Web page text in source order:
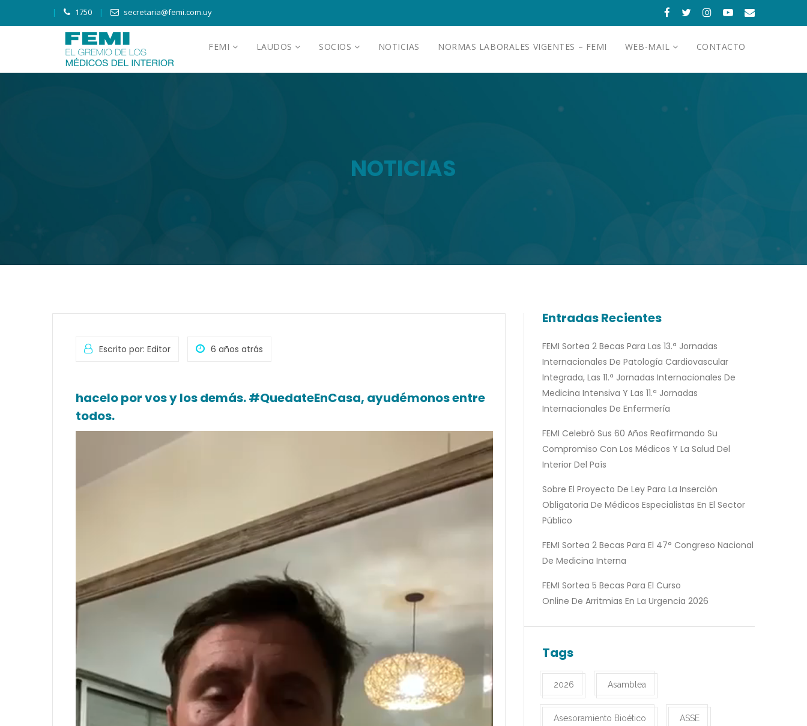
1750 secretaria@femi.com.uy
FEMI LAUDOS SOCIOS NOTICIAS NORMAS LABORALES VIGENTES – FEMI WEB-MAIL CONTACTO
NOTICIAS
Escrito por: Editor 6 años atrás
hacelo por vos y los demás. #QuedateEnCasa, ayudémonos entre
todos.
Entradas Recientes
FEMI Sortea 2 Becas Para Las 13.ª Jornadas
Internacionales De Patología Cardiovascular
Integrada, Las 11.ª Jornadas Internacionales De
Medicina Intensiva Y Las 11.ª Jornadas
Internacionales De Enfermería
FEMI Celebró Sus 60 Años Reafirmando Su
Compromiso Con Los Médicos Y La Salud Del
Interior Del País
Sobre El Proyecto De Ley Para La Inserción
Obligatoria De Médicos Especialistas En El Sector
Público
FEMI Sortea 2 Becas Para El 47° Congreso Nacional
De Medicina Interna
FEMI Sortea 5 Becas Para El Curso
Online De Arritmias En La Urgencia 2026
Tags
2026 Asamblea
Asesoramiento Bioético ASSE